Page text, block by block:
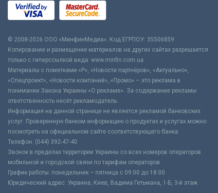
© 2008-2026 ООО «МинфинМедиа». Код ЕГРПОУ: 35506859
Копирование и размещение материалов на других сайтах разрешается
только с гиперссылкой вида: www.minfin.com.ua
Материалы с пометками «Р», «Новости партнёров», «Актуально»,
«Спецпроект», «Новости компаний», «Промо» – это реклама в
понимании Закона Украины «О рекламе». За содержание рекламы
ответственность несёт рекламодатель.
Информация на данной странице не является рекламой банковских
услуг. Проверенную банком информацию о продуктах и услугах можно
посмотреть на официальном сайте соответствующего банка.
Телефон: (044) 392-47-40
Звонок в пределах территории Украины со всех номеров операторов
мобильной и городской связи по тарифам операторов
График работы: понедельник – пятница с 09:00 до 18:00
Юридический адрес: Украина, Киев, Вадима Гетьмана, 1-Б, 3-й этаж